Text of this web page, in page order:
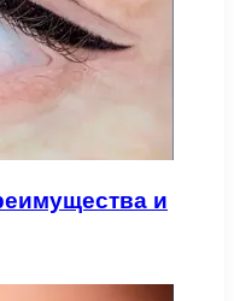
и